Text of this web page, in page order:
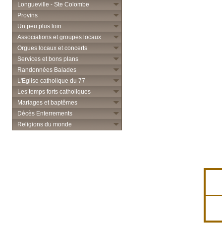
Longueville - Ste Colombe
Provins
Un peu plus loin
Associations et groupes locaux
Orgues locaux et concerts
Services et bons plans
Randonnées Balades
L'Eglise catholique du 77
Les temps forts catholiques
Mariages et baptêmes
Décès Enterrements
Religions du monde